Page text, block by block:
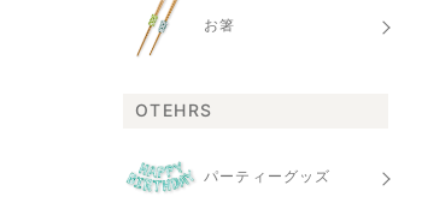
お箸
OTEHRS
パーティーグッズ